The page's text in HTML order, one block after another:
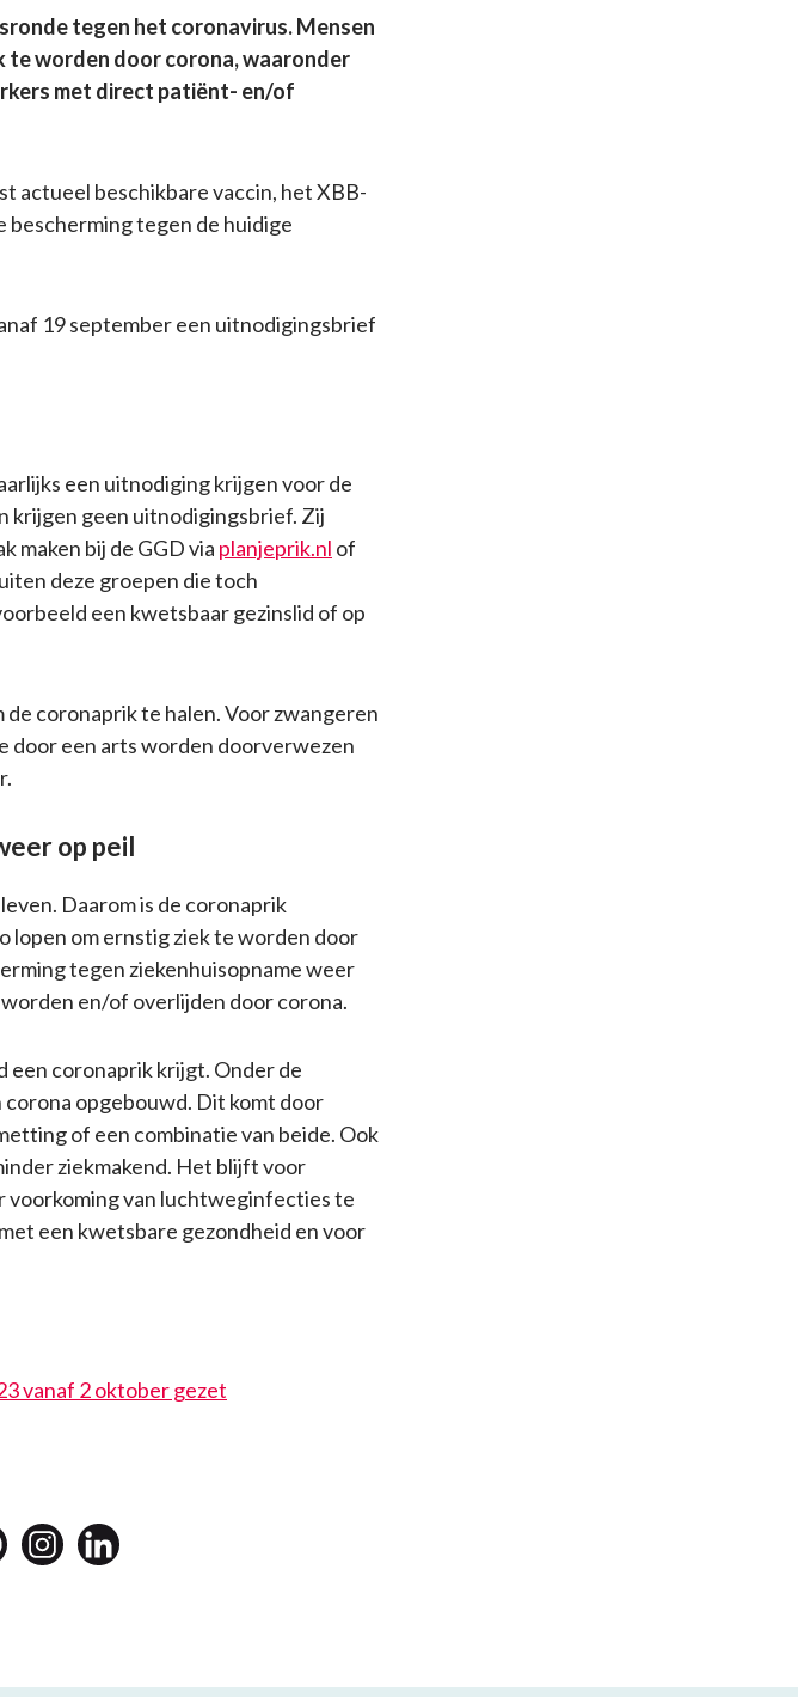
tegen het coronavirus. Mensen
te worden door corona, waaronder
met direct patiënt- en/of
actueel beschikbare vaccin, het XBB-
bescherming tegen de huidige
19 september een uitnodigingsbrief
een uitnodiging krijgen voor de
krijgen geen uitnodigingsbrief. Zij
maken bij de GGD via planjeprik.nl of
deze groepen die toch
een kwetsbaar gezinslid of op
coronaprik te halen. Voor zwangeren
door een arts worden doorverwezen
op peil
Daarom is de coronaprik
lopen om ernstig ziek te worden door
tegen ziekenhuisopname weer
en/of overlijden door corona.
een coronaprik krijgt. Onder de
opgebouwd. Dit komt door
of een combinatie van beide. Ook
ziekmakend. Het blijft voor
voorkoming van luchtweginfecties te
een kwetsbare gezondheid en voor
vanaf 2 oktober gezet